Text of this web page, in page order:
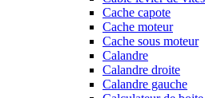
Cache capote
Cache moteur
Cache sous moteur
Calandre
Calandre droite
Calandre gauche